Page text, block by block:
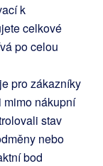
k
celkové
po celou
pro zákazníky
mimo nákupní
stav
nebo
bod